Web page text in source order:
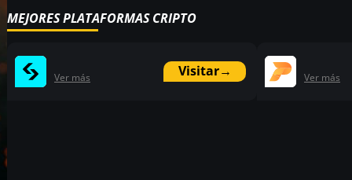
MEJORES PLATAFORMAS CRIPTO
Visitar→
Ver más Ver más